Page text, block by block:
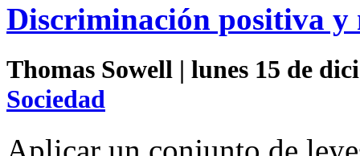
Discriminación positiva
Thomas Sowell | lunes 15 de
Sociedad